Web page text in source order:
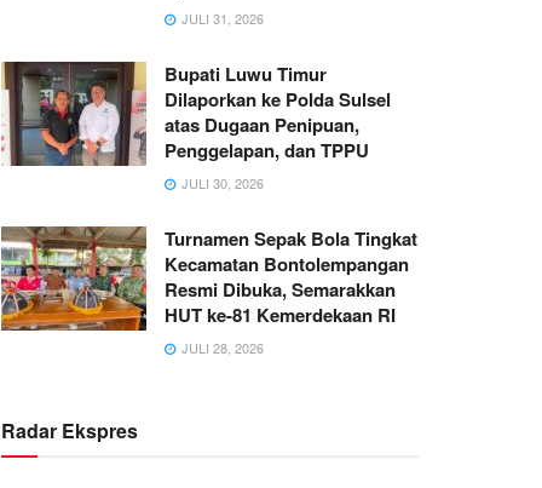
JULI 31, 2026
Bupati Luwu Timur
Dilaporkan ke Polda Sulsel
atas Dugaan Penipuan,
Penggelapan, dan TPPU
JULI 30, 2026
Turnamen Sepak Bola Tingkat
Kecamatan Bontolempangan
Resmi Dibuka, Semarakkan
HUT ke-81 Kemerdekaan RI
JULI 28, 2026
Radar Ekspres